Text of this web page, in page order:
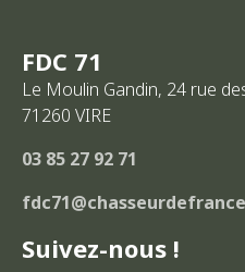
FDC 71
Le Moulin Gandin, 24 rue
71260 VIRE
03 85 27 92 71
Suivez-nous !